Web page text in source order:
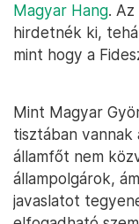
Magyar Hang.
hirdetnék ki,
mint hogy a
Mint Magyar
tisztában vannak
államfőt nem
állampolgárok,
javaslatot